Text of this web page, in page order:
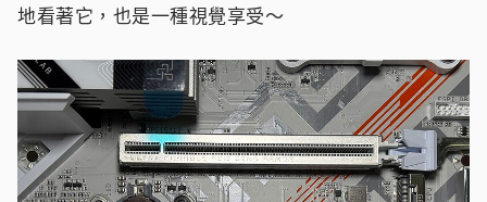
地看著它，也是一種視覺享受～